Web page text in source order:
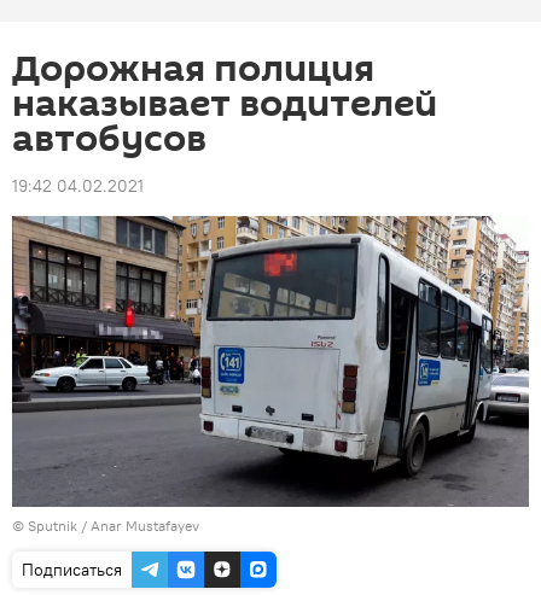
Дорожная полиция
наказывает водителей
автобусов
19:42 04.02.2021
© Sputnik / Anar Mustafayev
Подписаться